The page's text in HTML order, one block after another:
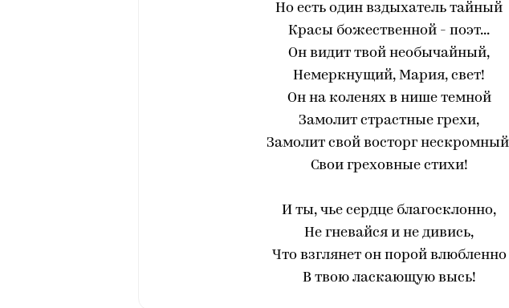
Но есть один вздыхатель тайный
Красы божественной - поэт...
Он видит твой необычайный,
Немеркнущий, Мария, свет!
Он на коленях в нише темной
Замолит страстные грехи,
Замолит свой восторг
Свои греховные стихи!
И ты, чье сердце благосклонно,
Не гневайся и не дивись,
Что взглянет он порой влюбленно
В твою ласкающую высь!